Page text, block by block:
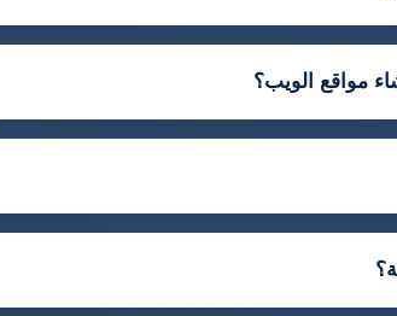
مواقع الويب؟